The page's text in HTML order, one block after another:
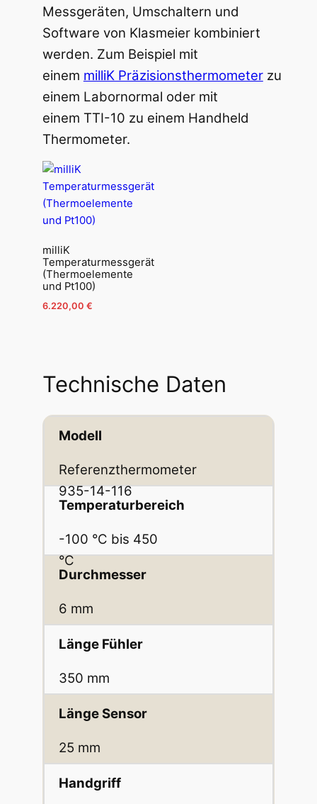
Messgeräten, Umschaltern und
Software von Klasmeier kombiniert
werden. Zum Beispiel mit
einem milliK Präzisionsthermometerzu
einem Labornormal oder mit
einem TTI-10 zu einem Handheld
Thermometer.
milliK
Temperaturmessgerät
(Thermoelemente
und Pt100)
6.220,00 €
Technische Daten
Modell
Referenzthermometer
935-14-116
Temperaturbereich
-100 °C bis 450
°C
Durchmesser
6 mm
Länge Fühler
350 mm
Länge Sensor
25 mm
Handgriff